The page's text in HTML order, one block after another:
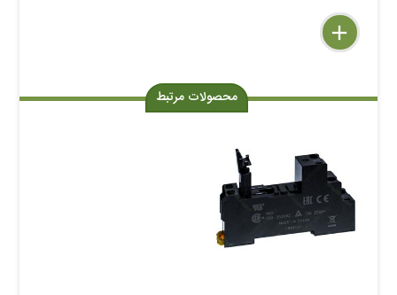
delete
remove
add
محصولات مرتبط